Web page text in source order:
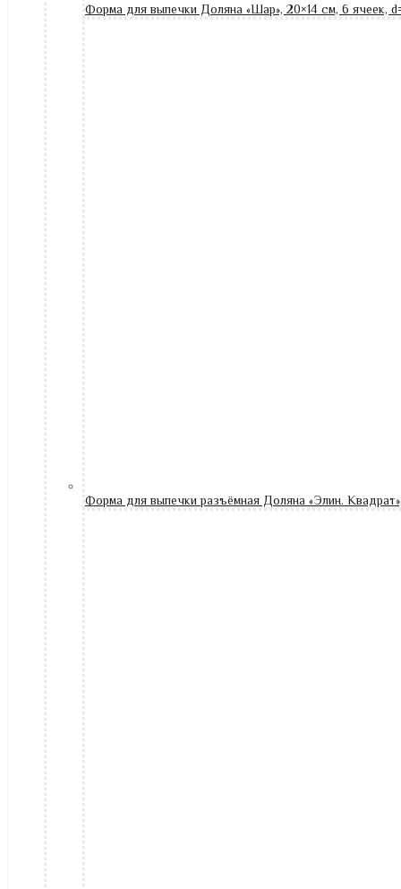
Форма для выпечки Доляна «Шар», 20×14 см, 6 ячеек,
Форма для выпечки разъёмная Доляна «Элин.